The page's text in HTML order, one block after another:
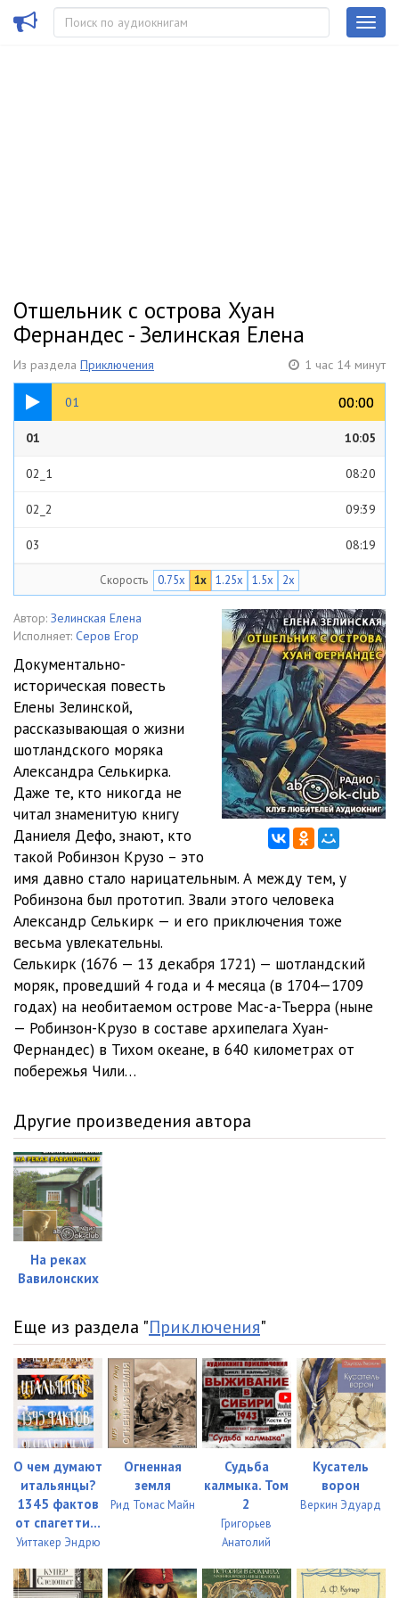
Отшельник с острова Хуан
Фернандес - Зелинская Елена
Из раздела Приключения 1 час 14 минут
01 00:00
00:00
10:05
01 10:05
02_1 08:20
02_2 09:39
03 08:19
05 04:04
10:44
06_2 10:15
07 04:10
Скорость 0.75x 1x 1.25x 1.5x 2x
Автор: Зелинская Елена
Исполняет: Серов Егор
Документально-
историческая повесть
Елены Зелинской,
рассказывающая о жизни
шотландского моряка
Александра Селькирка.
Даже те, кто никогда не
читал знаменитую книгу
Даниеля Дефо, знают, кто
такой Робинзон Крузо – это
имя давно стало нарицательным. А между тем, у
Робинзона был прототип. Звали этого человека
Александр Селькирк — и его приключения тоже
весьма увлекательны.
Селькирк (1676 — 13 декабря 1721) — шотландский
моряк, проведший 4 года и 4 месяца (в 1704—1709
годах) на необитаемом острове Мас-а-Тьерра (ныне
— Робинзон-Крузо в составе архипелага Хуан-
Фернандес) в Тихом океане, в 640 километрах от
побережья Чили…
Другие произведения автора
На реках
Вавилонских
Еще из раздела "Приключения"
О чем думают
итальянцы?
1345 фактов
от спагетти...
Уиттакер Эндрю
Огненная
земля
Рид Томас Майн
Судьба
калмыка. Том
2
Григорьев
Анатолий
Кусатель
ворон
Веркин Эдуард